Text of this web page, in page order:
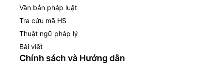
Văn bản pháp luật
Tra cứu mã HS
Thuật ngữ pháp lý
Bài viết
Chính sách và Hướng dẫn